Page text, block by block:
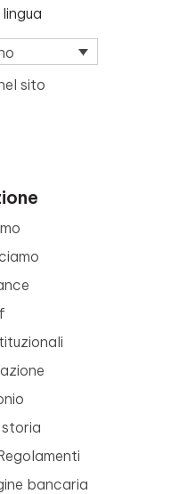
sito
bancaria